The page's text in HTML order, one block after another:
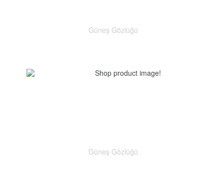
Güneş Gözlüğü
Güneş Gözlüğü